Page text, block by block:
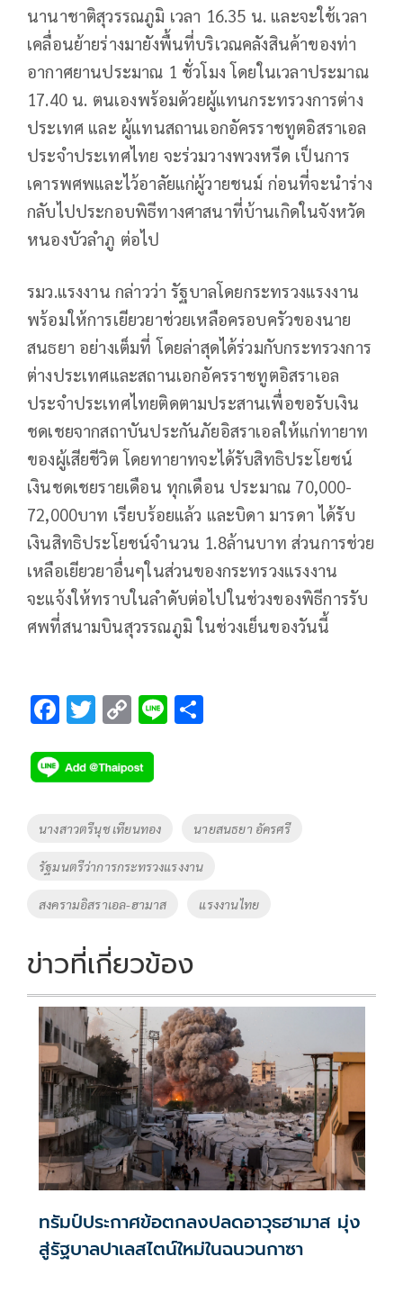
นานาชาติสุวรรณภูมิ เวลา 16.35 น. และจะใช้เวลา
เคลื่อนย้ายร่างมายังพื้นที่บริเวณคลังสินค้าของท่า
อากาศยานประมาณ 1 ชั่วโมง โดยในเวลาประมาณ
17.40 น. ตนเองพร้อมด้วยผู้แทนกระทรวงการต่าง
ประเทศ และ ผู้แทนสถานเอกอัครราชทูตอิสราเอล
ประจำประเทศไทย จะร่วมวางพวงหรีด เป็นการ
เคารพศพและไว้อาลัยแก่ผู้วายชนม์ ก่อนที่จะนำร่าง
กลับไปประกอบพิธีทางศาสนาที่บ้านเกิดในจังหวัด
หนองบัวลำภู ต่อไป
รมว.แรงงาน กล่าวว่า รัฐบาลโดยกระทรวงแรงงาน
พร้อมให้การเยียวยาช่วยเหลือครอบครัวของนาย
สนธยา อย่างเต็มที่ โดยล่าสุดได้ร่วมกับกระทรวงการ
ต่างประเทศและสถานเอกอัครราชทูตอิสราเอล
ประจำประเทศไทยติดตามประสานเพื่อขอรับเงิน
ชดเชยจากสถาบันประกันภัยอิสราเอลให้แก่ทายาท
ของผู้เสียชีวิต โดยทายาทจะได้รับสิทธิประโยชน์
เงินชดเชยรายเดือน ทุกเดือน ประมาณ 70,000-
72,000บาท เรียบร้อยแล้ว และบิดา มารดา ได้รับ
เงินสิทธิประโยชน์จำนวน 1.8ล้านบาท ส่วนการช่วย
เหลือเยียวยาอื่นๆในส่วนของกระทรวงแรงงาน
จะแจ้งให้ทราบในลำดับต่อไปในช่วงของพิธีการรับ
ศพที่สนามบินสุวรรณภูมิ ในช่วงเย็นของวันนี้
F
e
b
o
k
T
tt
er
C
p
y
Li
k
Li
Tags
นางสาวตรีนุช เทียนทอง นายสนธยา อัครศรี
รัฐมนตรีว่าการกระทรวงแรงงาน
สงครามอิสราเอล-ฮามาส แรงงานไทย
ข่าวที่เกี่ยวข้อง
ทรัมป์ประกาศข้อตกลงปลดอาวุธฮามาส มุ่ง
สู่รัฐบาลปาเลสไตน์ใหม่ในฉนวนกาซา